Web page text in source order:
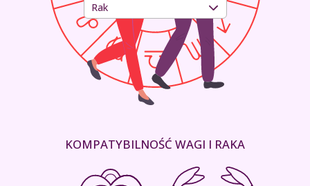
KOMPATYBILNOŚĆ WAGI I RAKA